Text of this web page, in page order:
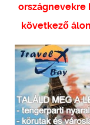
országnevekre
következő